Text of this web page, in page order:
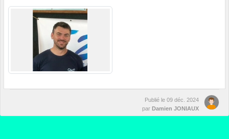
Publié le 09 déc. 2024
par Damien JONIAUX